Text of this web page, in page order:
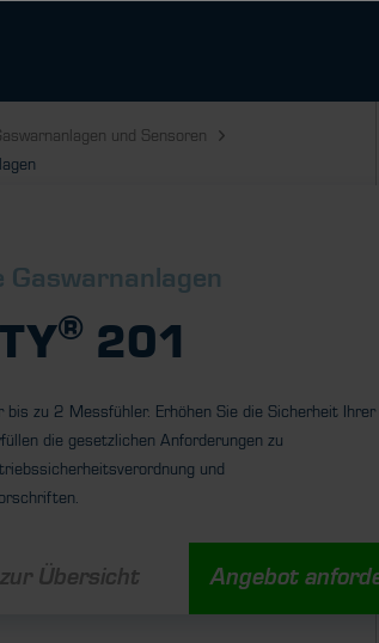
und Sensoren
Gaswarnanlagen
® 201
bis zu 2 Messfühler. Erhöhen Sie die Sicherheit Ihrer
die gesetzlichen Anforderungen zu
und
Übersicht Angebot